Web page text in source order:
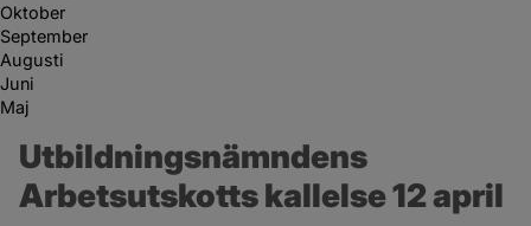
Oktober
September
Augusti
Juni
Maj
Utbildningsnämndens
Arbetsutskotts kallelse 12 april